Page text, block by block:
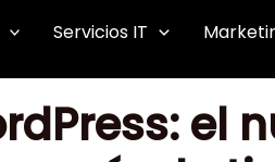
Servicios IT
el